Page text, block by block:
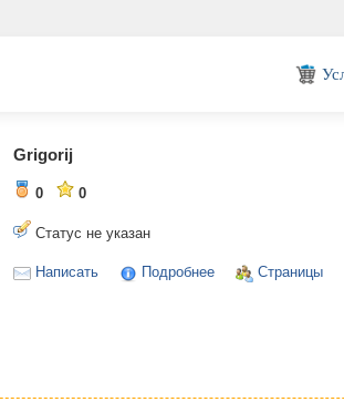
Grigorij
0 0
Статус не указан
Написать Подробнее Страницы